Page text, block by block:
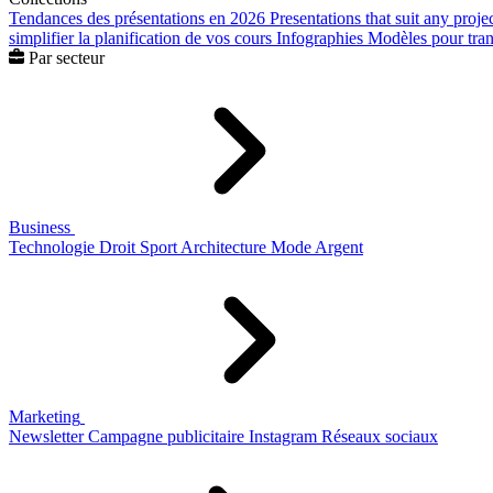
Tendances des présentations en 2026 Presentations that suit any
simplifier la planification de vos cours Infographies Modèles pour
Par secteur
Business
Technologie Droit Sport Architecture Mode Argent
Marketing
Newsletter Campagne publicitaire Instagram Réseaux sociaux